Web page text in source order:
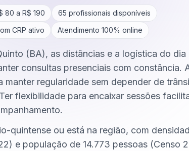
80 a R$ 190 65 profissionais disponíveis
CRP ativo
Atendimento 100% online
(BA), as distâncias e a logística do dia
consultas presenciais com constância.
manter regularidade sem depender de
flexibilidade para encaixar sessões
quintense ou está na região, com
e população de 14.773 pessoas (Censo